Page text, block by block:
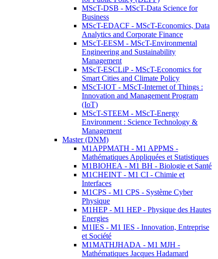
MScT-DSB - MScT-Data Science for
Business
MScT-EDACF - MScT-Economics, Data
Analytics and Corporate Finance
MScT-EESM - MScT-Environmental
Engineering and Sustainability
Management
MScT-ESCLiP - MScT-Economics for
Smart Cities and Climate Policy
MScT-IOT - MScT-Internet of Things :
Innovation and Management Program
(IoT)
MScT-STEEM - MScT-Energy
Environment : Science Technology &
Management
Master (DNM)
M1APPMATH - M1 APPMS -
Mathématiques Appliquées et Statistiques
M1BIOHEA - M1 BH - Biologie et Santé
M1CHEINT - M1 CI - Chimie et
Interfaces
M1CPS - M1 CPS - Système Cyber
Physique
M1HEP - M1 HEP - Physique des Hautes
Energies
M1IES - M1 IES - Innovation, Entreprise
et Société
M1MATHJHADA - M1 MJH -
Mathématiques Jacques Hadamard